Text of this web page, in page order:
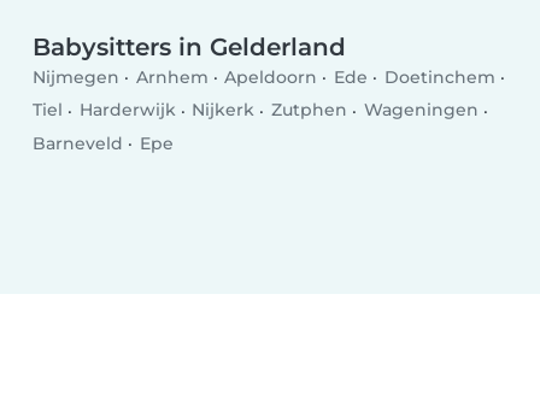
Babysitters in Gelderland
Nijmegen Arnhem Apeldoorn Ede
Doetinchem
Tiel
Harderwijk Nijkerk Zutphen
Wageningen
Barneveld
Epe